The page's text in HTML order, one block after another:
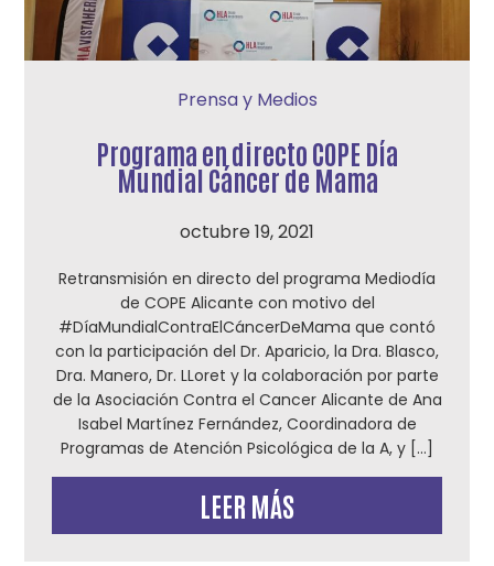
Prensa y Medios
Programa en directo COPE Día
Mundial Cáncer de Mama
octubre 19, 2021
Retransmisión en directo del programa Mediodía
de COPE Alicante con motivo del
#DíaMundialContraElCáncerDeMama que contó
con la participación del Dr. Aparicio, la Dra. Blasco,
Dra. Manero, Dr. LLoret y la colaboración por parte
de la Asociación Contra el Cancer Alicante de Ana
Isabel Martínez Fernández, Coordinadora de
Programas de Atención Psicológica de la A, y […]
LEER MÁS